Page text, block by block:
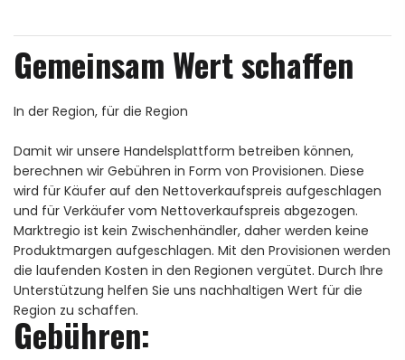
Gemeinsam Wert schaffen
In der Region, für die Region
Damit wir unsere Handelsplattform betreiben können,
berechnen wir Gebühren in Form von Provisionen. Diese
wird für Käufer auf den Nettoverkaufspreis aufgeschlagen
und für Verkäufer vom Nettoverkaufspreis abgezogen.
Marktregio ist kein Zwischenhändler, daher werden keine
Produktmargen aufgeschlagen. Mit den Provisionen werden
die laufenden Kosten in den Regionen vergütet. Durch Ihre
Unterstützung helfen Sie uns nachhaltigen Wert für die
Region zu schaffen.
Gebühren: